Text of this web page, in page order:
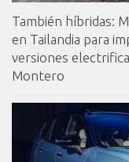
También híbridas:
en Tailandia para
versiones
Montero